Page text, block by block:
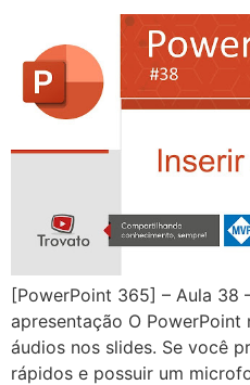
[PowerPoint 365] – Aula 38
apresentação O
áudios nos slides. Se você
rápidos e possuir um